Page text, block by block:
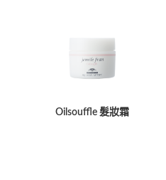
Oilsouffle 髮妝霜